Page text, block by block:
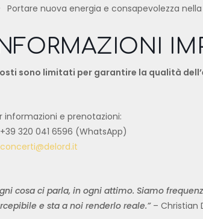
Portare nuova energia e consapevolezza
sono limitati per garantire la qualità
informazioni e prenotazioni:
+39 320 041 6596 (WhatsApp)
concerti@delord.it
cosa ci parla, in ogni attimo. Siamo
e sta a noi renderlo reale.”– Christian